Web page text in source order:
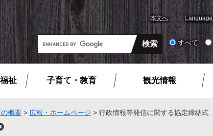
本文へ Language
G
o
o
カ
すべて
祉 子育て・教育 観光情報
概要 > 広報・ホームページ > 行政情報等発信に関する協定締結式